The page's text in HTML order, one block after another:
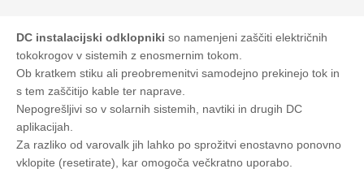
DC instalacijski odklopniki so namenjeni zaščiti električnih
tokokrogov v sistemih z enosmernim tokom.
Ob kratkem stiku ali preobremenitvi samodejno prekinejo tok in
s tem zaščitijo kable ter naprave.
Nepogrešljivi so v solarnih sistemih, navtiki in drugih DC
aplikacijah.
Za razliko od varovalk jih lahko po sprožitvi enostavno ponovno
vklopite (resetirate), kar omogoča večkratno uporabo.